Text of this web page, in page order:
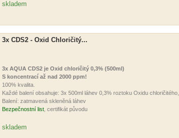
skladem
3x CDS2 - Oxid Chloričitý...
3x AQUA CDS2 je Oxid chloričitý 0,3% (500ml)
S koncentrací až nad 2000 ppm!
100% kvalita.
Každé balení obsahuje: 3x 500ml láhev 0,3% roztoku Oxidu
Balení: zatmavená skleněná láhev
Bezpečnostní list, certifikát původu
skladem